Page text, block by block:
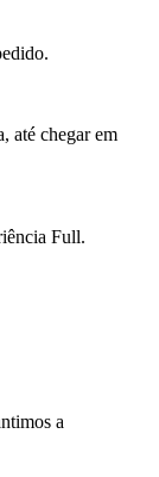
até chegar em
Full.
a